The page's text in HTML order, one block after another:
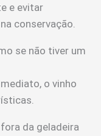
e evitar
conservação.
se não tiver um
o vinho
da geladeira